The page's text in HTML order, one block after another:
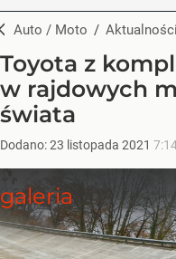
Auto / Moto / Aktualności
Toyota z
w rajdowych
świata
Dodano:23 listopada 2021